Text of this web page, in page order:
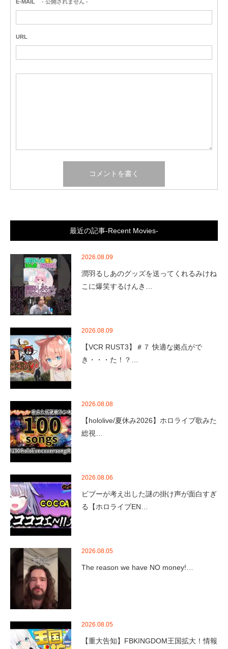
E-MAIL - 公開されません -
URL
最近の記事-Recent Movies-
2026.08.09
潤羽るしあのグッズを送ってくれるみけね
こに爆笑するけんき…
2026.08.09
【VCR RUST3】＃７ 快適な拠点がで
き・・・た！？…
2026.08.08
【hololive/夏休み2026】ホロライブ歌みた
総視…
2026.08.06
ビブーが考え出した謎の掛け声が面白すぎ
る【ホロライブEN…
2026.08.05
The reason we have NO money!…
2026.08.05
【重大告知】FBKINGDOM王国拡大！情報